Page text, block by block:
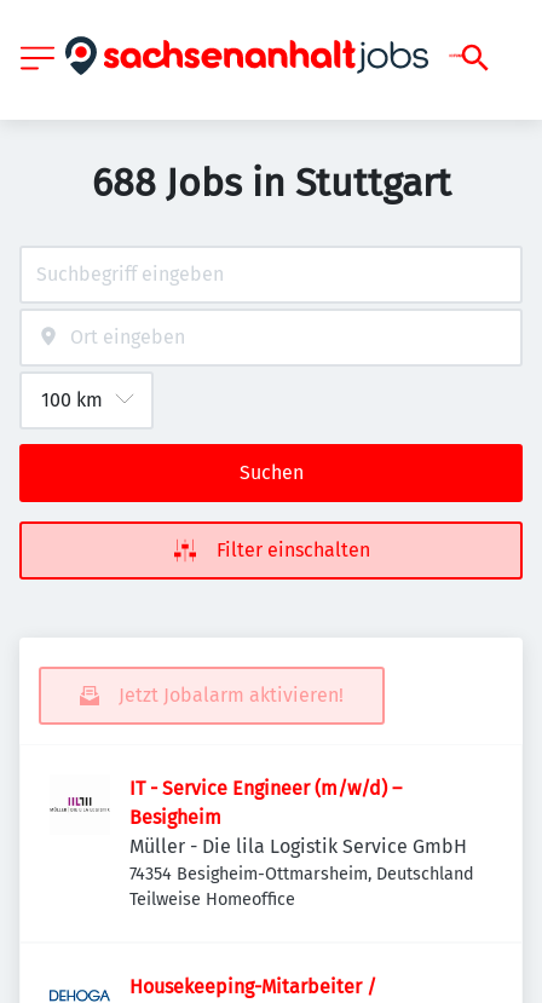
688 Jobs in Stuttgart
Suchen
Filter einschalten
Jetzt Jobalarm aktivieren!
IT - Service Engineer (m/w/d) –
Besigheim
Müller - Die lila Logistik Service GmbH
74354 Besigheim-Ottmarsheim, Deutschland
Teilweise Homeoffice
Housekeeping-Mitarbeiter /